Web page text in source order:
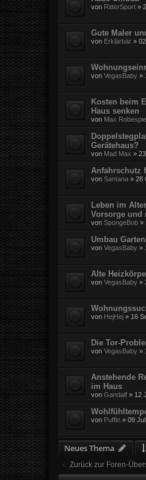
von RitterSport »
Gute Maler
von Erklärbär »
von VegasBaby »
Kosten beim
Haus senken
von Max
Gerätehaus?
von Mad Max »
Anfahrschutz
von Santana » 28
Leben im
Vorsorge und
von SpongeBob »
Umbau
von VegasBaby »
Alte
von VegasBaby »
von HejHej » 16
Die Tor-
von VegasBaby »
Anstehende
im Haus
von Gandalf » 12
von Puffin » 09
Neues Thema
Zurück zur Foren-